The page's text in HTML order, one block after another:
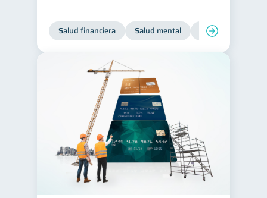
Salud financiera Salud mental Inclusión